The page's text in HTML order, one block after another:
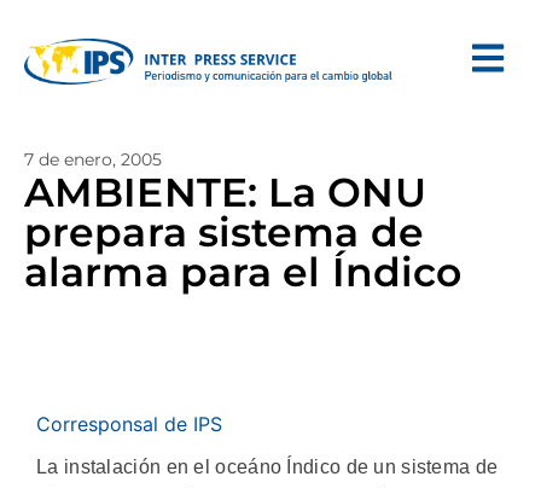
7 de enero, 2005
AMBIENTE: La ONU
prepara sistema de
alarma para el Índico
Corresponsal de IPS
La instalación en el oceáno Índico de un sistema de